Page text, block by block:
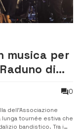
musica per
di
0
dell’Associazione
lunga tournée estiva che
bandistico. Tra i